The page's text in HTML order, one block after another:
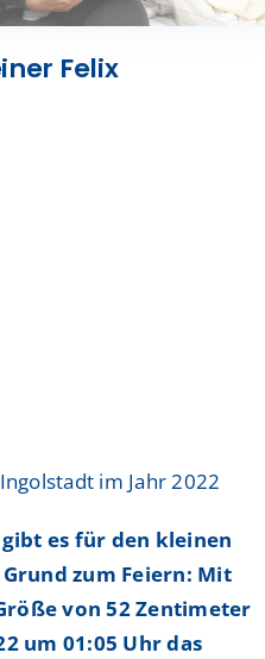
Felix
im Jahr 2022
es für den kleinen
zum Feiern: Mit
von 52 Zentimeter
um 01:05 Uhr das